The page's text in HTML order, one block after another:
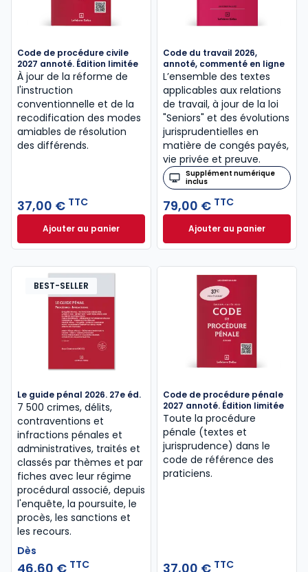
Code de procédure civile
2027 annoté. Édition limitée
À jour de la réforme de
l'instruction
conventionnelle et de la
recodification des modes
amiables de résolution
des différends.
37,00 € TTC
Ajouter au panierCode de procédure civile 2027 annoté. Édition
Code du travail 2026,
annoté, commenté en ligne
L’ensemble des textes
applicables aux relations
de travail, à jour de la loi
"Seniors" et des évolutions
jurisprudentielles en
matière de congés payés,
vie privée et preuve.
Supplément numérique
inclus
79,00 € TTC
Ajouter au panier
Code du travail
BEST-SELLER
Le guide pénal 2026. 27e éd.
7 500 crimes, délits,
contraventions et
infractions pénales et
administratives, traités et
classés par thèmes et par
fiches avec leur régime
procédural associé, depuis
l'enquête, la poursuite, le
procès, les sanctions et
les recours.
Dès
46,60 € TTC
Code de procédure pénale
2027 annoté. Édition limitée
Toute la procédure
pénale (textes et
jurisprudence) dans le
code de référence des
praticiens.
37,00 € TTC